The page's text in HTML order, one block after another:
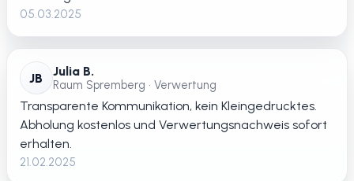
05.03.2025
JB Julia B.
Raum Spremberg • Verwertung
Transparente Kommunikation, kein Kleingedrucktes.
Abholung kostenlos und Verwertungsnachweis sofort
erhalten.
21.02.2025